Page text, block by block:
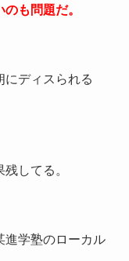
も問題だ。
にディスられる
してる。
進学塾のローカル